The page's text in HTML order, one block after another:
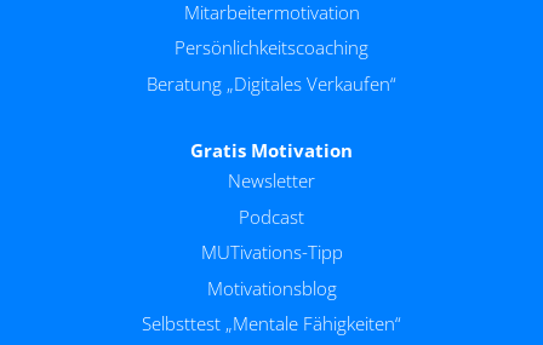
Mitarbeitermotivation
Persönlichkeitscoaching
Beratung „Digitales Verkaufen“
Gratis Motivation
Newsletter
Podcast
MUTivations-Tipp
Motivationsblog
Selbsttest „Mentale Fähigkeiten“